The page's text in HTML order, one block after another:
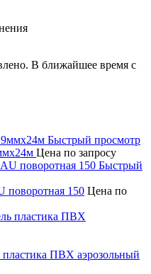
В ближайшее время с
Быстрый просмотр
Цена по запросу
Быстрый
поворотная 150 Цена по
ПВХ аэрозольный